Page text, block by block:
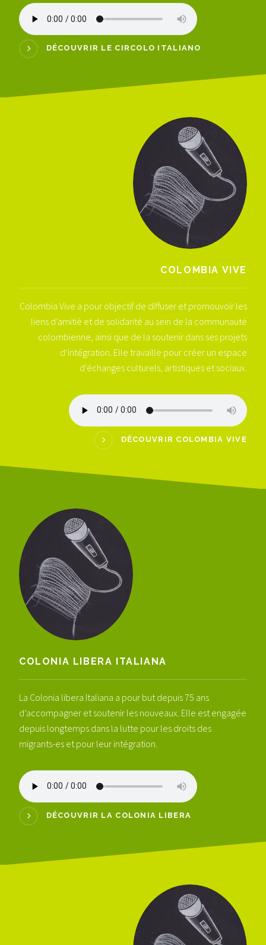
DÉCOUVRIR LE CIRCOLO ITALIANO
COLOMBIA VIVE
Colombia Vive a pour objectif de diffuser et promouvoir les
liens d’amitié et de solidarité au sein de la communauté
colombienne, ainsi que de la soutenir dans ses projets
d’intégration. Elle travaille pour créer un espace
d’échanges culturels, artistiques et sociaux.
DÉCOUVRIR COLOMBIA VIVE
COLONIA LIBERA ITALIANA
La Colonia libera Italiana a pour but depuis 75 ans
d’accompagner et soutenir les nouveaux. Elle est engagée
depuis longtemps dans la lutte pour les droits des
migrants-es et pour leur intégration.
DÉCOUVRIR LA COLONIA LIBERA